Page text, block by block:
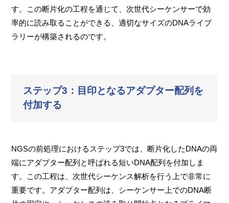
す。この断片化の工程を通じて、次世代シーケンサーで効
率的に読み取ることができる、適切なサイズのDNAライブ
ラリーが構築されるのです。
ステップ3：目印となるアダプター配列を
付加する
NGSの前処理におけるステップ3では、断片化したDNAの両
端にアダプター配列と呼ばれる短いDNA配列を付加しま
す。この工程は、次世代シーケンス解析を行う上で非常に
重要です。アダプター配列は、シーケンサー上でのDNA断